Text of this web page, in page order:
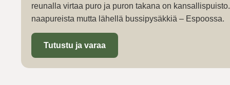
reunalla virtaa puro ja puron takana on
naapureista mutta lähellä bussipysäkkiä – Espoossa.
Tutustu ja varaa